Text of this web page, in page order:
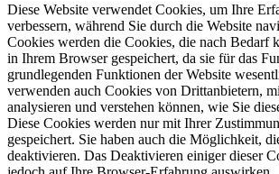
Diese Website verwendet Cookies, um Ihre
verbessern, während Sie durch die Website
Cookies werden die Cookies, die nach Bedarf
in Ihrem Browser gespeichert, da sie für das
grundlegenden Funktionen der Website
verwenden auch Cookies von Drittanbietern,
analysieren und verstehen können, wie Sie
Diese Cookies werden nur mit Ihrer
gespeichert. Sie haben auch die Möglichkeit,
deaktivieren. Das Deaktivieren einiger dieser